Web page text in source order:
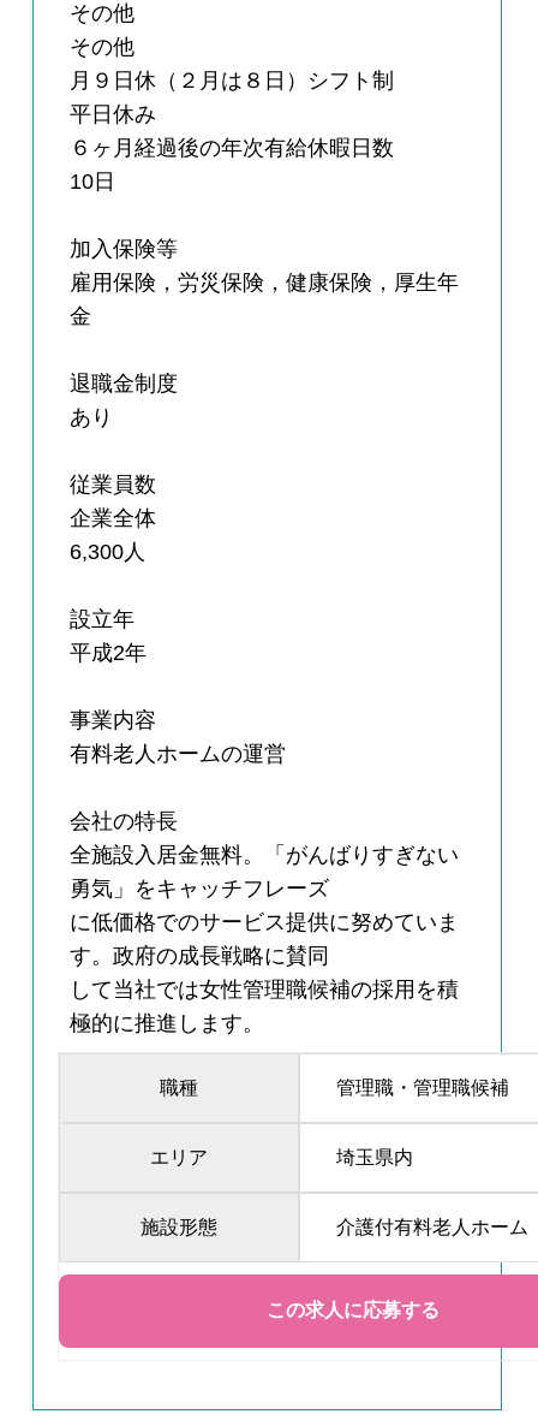
その他
その他
月９日休（２月は８日）シフト制
平日休み
６ヶ月経過後の年次有給休暇日数
10日
加入保険等
雇用保険，労災保険，健康保険，厚生年
金
退職金制度
あり
従業員数
企業全体
6,300人
設立年
平成2年
事業内容
有料老人ホームの運営
会社の特長
全施設入居金無料。「がんばりすぎない
勇気」をキャッチフレーズ
に低価格でのサービス提供に努めていま
す。政府の成長戦略に賛同
して当社では女性管理職候補の採用を積
極的に推進します。
職種 管理職・管理職候補
エリア 埼玉県内
施設形態 介護付有料老人ホーム